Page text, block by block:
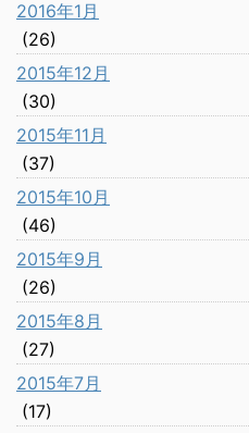
2016年1月
(26)
2015年12月
(30)
2015年11月
(37)
2015年10月
(46)
2015年9月
(26)
2015年8月
(27)
2015年7月
(17)